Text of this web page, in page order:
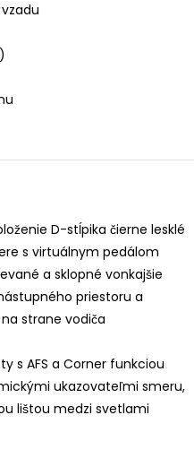
D-stĺpika čierne lesklé
s virtuálnym pedálom
a sklopné vonkajšie
priestoru a
strane vodiča
s AFS a Corner funkciou
ukazovateľmi smeru,
lištou medzi svetlami